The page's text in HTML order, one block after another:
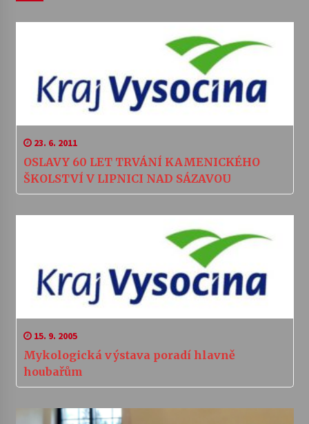
23. 6. 2011
OSLAVY 60 LET TRVÁNÍ KAMENICKÉHO
ŠKOLSTVÍ V LIPNICI NAD SÁZAVOU
15. 9. 2005
Mykologická výstava poradí hlavně
houbařům